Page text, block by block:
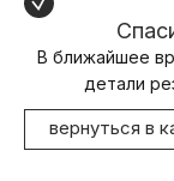
В ближайшее
детали
вернуться в